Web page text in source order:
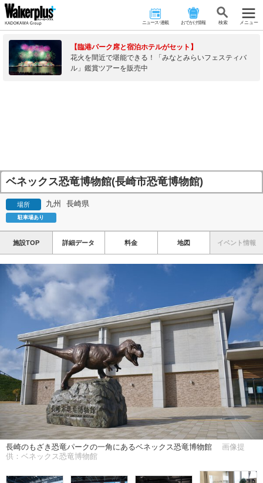
ニュース･連載 おでかけ情報 検 索 メニュー
【臨港パーク席と宿泊ホテルがセット】
花火を間近で堪能できる！「みなとみらいフェスティバ
ル」鑑賞ツアーを販売中
ベネックス恐竜博物館(長崎市恐竜博物館)
場所 九州 長崎県
駐車場あり
施設TOP 詳細データ 料金 地図 イベント情報
長崎のもざき恐竜パークの一角にあるベネックス恐竜博物館
画像提
供：ベネックス恐竜博物館